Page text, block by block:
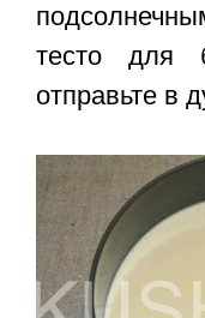
тесто для
отправьте в